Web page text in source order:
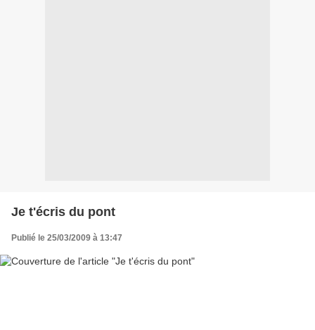
Je t'écris du pont
Publié le 25/03/2009 à 13:47